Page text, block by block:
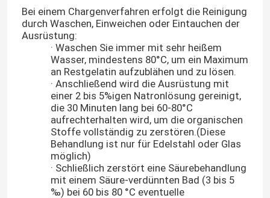
Bei einem Chargenverfahren erfolgt die Reinigung
durch Waschen, Einweichen oder Eintauchen der
Ausrüstung:
· Waschen Sie immer mit sehr heißem
Wasser, mindestens 80°C, um ein Maximum
an Restgelatin aufzublähen und zu lösen.
· Anschließend wird die Ausrüstung mit
einer 2 bis 5%igen Natronlösung gereinigt,
die 30 Minuten lang bei 60-80°C
aufrechterhalten wird, um die organischen
Stoffe vollständig zu zerstören.(Diese
Behandlung ist nur für Edelstahl oder Glas
möglich)
· Schließlich zerstört eine Säurebehandlung
mit einem Säure-verdünnten Bad (3 bis 5
‰) bei 60 bis 80 °C eventuelle